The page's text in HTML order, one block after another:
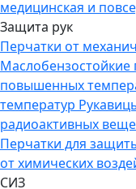
медицинская и
Защита рук
Перчатки от
Маслобензостойкие
повышенных
температур
радиоактивных
Перчатки для
от химических
СИЗ